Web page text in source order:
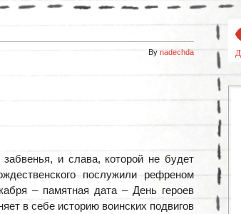
By nadechda
и слава, которой не будет
послужили рефреном
– памятная дата – День героев
в себе историю воинских подвигов